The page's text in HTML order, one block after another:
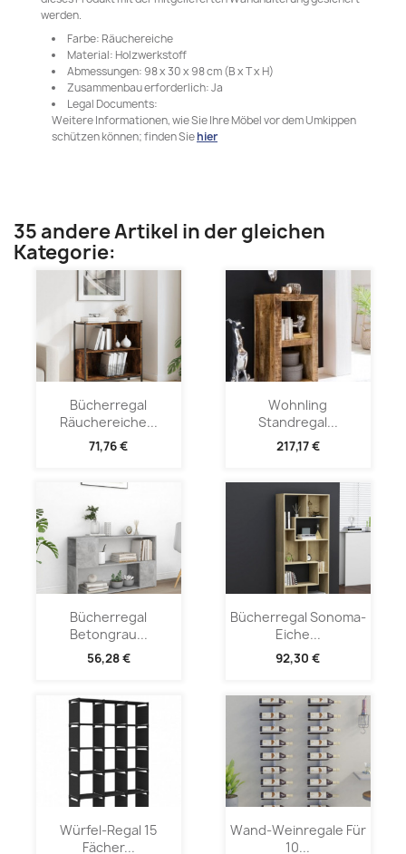
werden.
Farbe: Räuchereiche
Material: Holzwerkstoff
Abmessungen: 98 x 30 x 98 cm (B x T x H)
Zusammenbau erforderlich: Ja
Legal Documents:
Weitere Informationen, wie Sie Ihre Möbel vor dem Umkippen
schützen können; finden Siehier
35 andere Artikel in der gleichen
Kategorie:
Bücherregal
Räuchereiche...
71,76 €
Wohnling
Standregal...
217,17 €
Bücherregal
Betongrau...
56,28 €
Bücherregal Sonoma-
Eiche...
92,30 €
Würfel-Regal 15
Fächer...
Wand-Weinregale Für
10...